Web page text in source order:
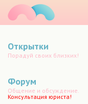
Открытки
Порадуй своих близких!
Форум
Общение и обсуждение.
Консультация юриста!